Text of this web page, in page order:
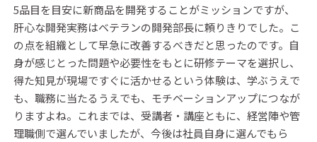
5品目を目安に新商品を開発することがミッションですが、
肝心な開発実務はベテランの開発部長に頼りきりでした。こ
の点を組織として早急に改善するべきだと思ったのです。自
身が感じとった問題や必要性をもとに研修テーマを選択し、
得た知見が現場ですぐに活かせるという体験は、学ぶうえで
も、職務に当たるうえでも、モチベーションアップにつなが
りますよね。これまでは、受講者・講座ともに、経営陣や管
理職側で選んでいましたが、今後は社員自身に選んでもら